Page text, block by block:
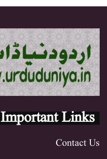
Important Links
Contact Us